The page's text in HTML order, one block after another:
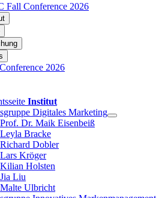
Fall Conference 2026
2026
Institut
Digitales Marketing
Prof. Dr. Maik Eisenbeiß
Leyla Bracke
Richard Dobler
Lars Kröger
Kilian Holsten
Jia Liu
Malte Ulbricht